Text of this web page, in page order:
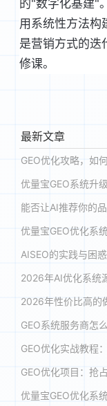
的"数字化基建"
用系统性方法构
是营销方式的迭
修课。
最新文章
GEO优化攻略，如
优量宝GEO系统升
2026年AI优化系统
2026年性价比高的
GEO系统服务商怎么
GEO优化实战教程
GEO优化项目：抢
优量宝GEO优化系